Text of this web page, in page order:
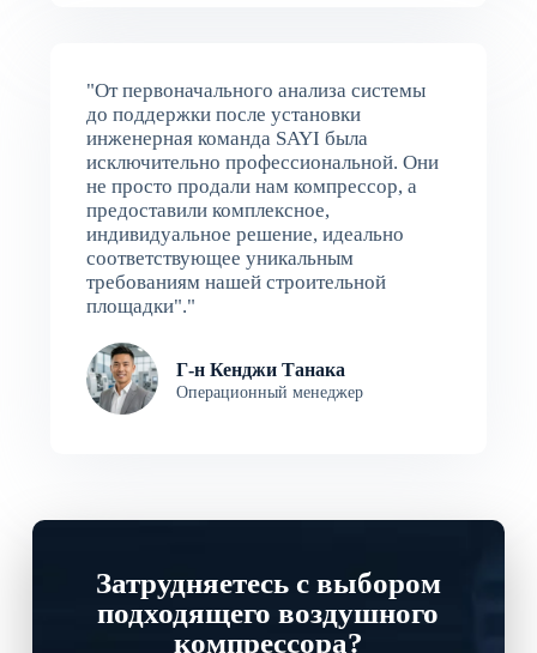
"От первоначального анализа системы
до поддержки после установки
инженерная команда SAYI была
исключительно профессиональной. Они
не просто продали нам компрессор, а
предоставили комплексное,
индивидуальное решение, идеально
соответствующее уникальным
требованиям нашей строительной
площадки"."
Г-н Кенджи Танака
Операционный менеджер
Затрудняетесь с выбором
подходящего воздушного
компрессора?